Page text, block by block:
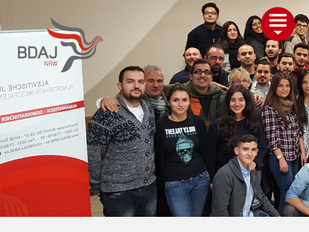
AKTUELLES
ÜBER UNS
TERMINE
GLIEDERUNGEN
PROJEKTE
ALEVITENTUM
SERVICE